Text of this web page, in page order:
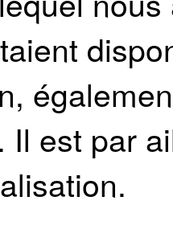
Il est par